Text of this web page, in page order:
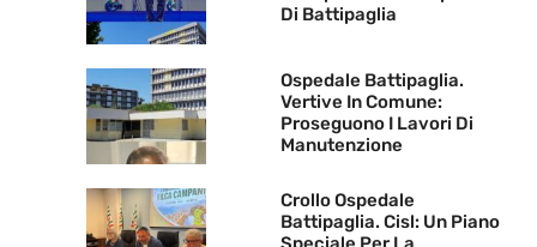
Di Battipaglia
Ospedale Battipaglia.
Vertive In Comune:
Proseguono I Lavori Di
Manutenzione
Crollo Ospedale
Battipaglia. Cisl: Un Piano